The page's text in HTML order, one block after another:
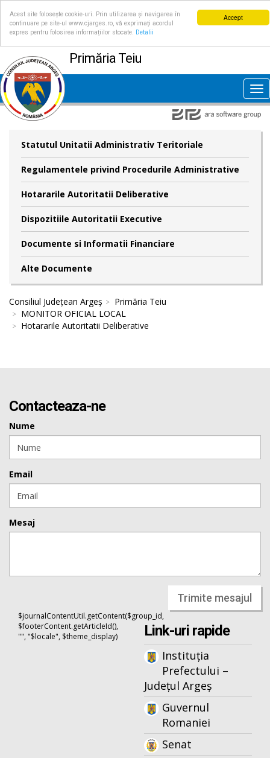
Accept
Acest site folosește cookie-uri. Prin utilizarea și navigarea în
continuare pe site-ul www.cjarges.ro, vă exprimați acordul
expres pentru folosirea informațiilor stocate.
Detalii
Primăria Teiu
Statutul Unitatii Administrativ Teritoriale
Regulamentele privind Procedurile Administrative
Hotararile Autoritatii Deliberative
Dispozitiile Autoritatii Executive
Documente si Informatii Financiare
Alte Documente
Consiliul Județean Argeș
Primăria Teiu
MONITOR OFICIAL LOCAL
Hotararile Autoritatii Deliberative
Contacteaza-ne
Nume
Email
Mesaj
Trimite mesajul
$journalContentUtil.getContent($group_id,
$footerContent.getArticleId(),
"", "$locale", $theme_display)
Link-uri rapide
Instituția
Prefectului –
Județul Argeș
Guvernul
Romaniei
Senat